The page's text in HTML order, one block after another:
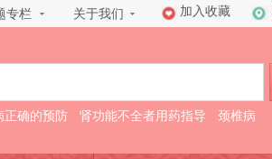
专栏 关于我们 加入收藏
正确的预防 肾功能不全者用药指导 颈椎病